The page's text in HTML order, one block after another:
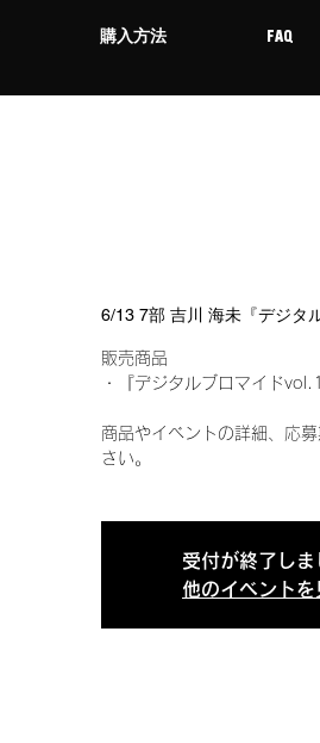
購入方法 FAQ
6/13 7部 吉川 海未『デジタ
販売商品
・『デジタルブロマイド
商品やイベントの詳細、応
さい。
受付が終了しま
他のイベントを